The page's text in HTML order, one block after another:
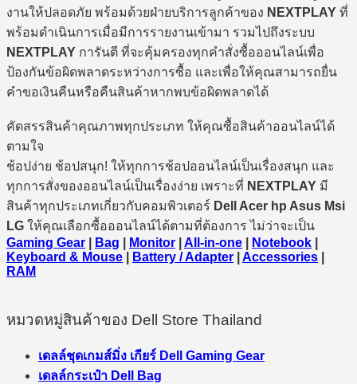
งานให้ปลอดภัย พร้อมด้วยฝ่ายบริการลูกค้าของ NEXTPLAY ที่
พร้อมดำเนินการเมื่อมีการรายงานเข้ามา รวมไปถึงระบบ
NEXTPLAY การันตี ที่จะคุ้มครองทุกคำสั่งซื้อออนไลน์เพื่อ
ป้องกันข้อผิดพลาดระหว่างการซื้อ และเพื่อให้คุณสามารถยื่น
คำขอเงินคืนหรือคืนสินค้าหากพบข้อผิดพลาดได้
คัดสรรสินค้าคุณภาพทุกประเภท ให้คุณซื้อสินค้าออนไลน์ได้
ตามใจ
ช้อปง่าย ช้อปสนุก! ให้ทุกการช้อปออนไลน์เป็นเรื่องสนุก และ
ทุกการสั่งของออนไลน์เป็นเรื่องง่าย เพราะที่ NEXTPLAY มี
สินค้าทุกประเภทเกี่ยวกับคอมพิวเตอร์ Dell Acer hp Asus Msi
LG ให้คุณเลือกซื้อออนไลน์ได้ตามที่ต้องการ ไม่ว่าจะเป็น
Gaming Gear
Bag Monitor All-in-one Notebook
Keyboard & Mouse
Battery / Adapter Accessories
RAM
หมวดหมู่สินค้าของ Dell Store Thailand
เดลล์ชุดเกมส์มิ่ง เกียร์ Dell Gaming Gear
เดลล์กระเป๋า Dell Bag